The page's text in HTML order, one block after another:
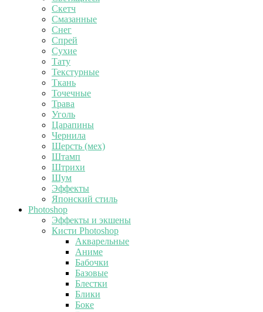
Скетч
Смазанные
Снег
Спрей
Сухие
Тату
Текстурные
Ткань
Точечные
Трава
Уголь
Царапины
Чернила
Шерсть (мех)
Штамп
Штрихи
Шум
Эффекты
Японский стиль
Photoshop
Эффекты и экшены
Кисти Photoshop
Акварельные
Аниме
Бабочки
Базовые
Блестки
Блики
Боке